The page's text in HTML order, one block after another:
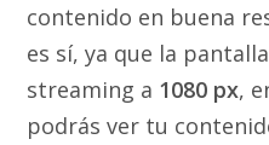
contenido en buena
es sí, ya que la
streaming a 1080 px,
podrás ver tu